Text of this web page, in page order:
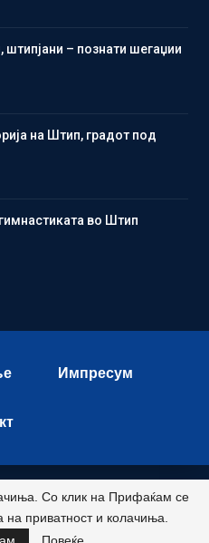
штипјани – познати шегаџии
на Штип, градот под
во Штип
Импресум
All Rights Reserved.
од
Со клик на Прифаќам се
на приватност и колачиња.